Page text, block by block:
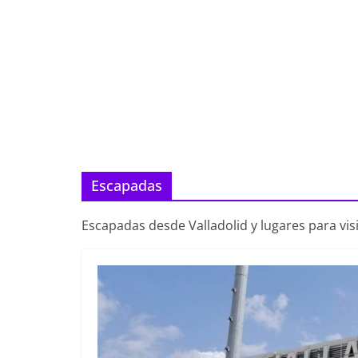
Escapadas
Escapadas desde Valladolid y lugares para